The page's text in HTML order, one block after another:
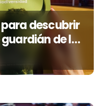
descubrir
de la